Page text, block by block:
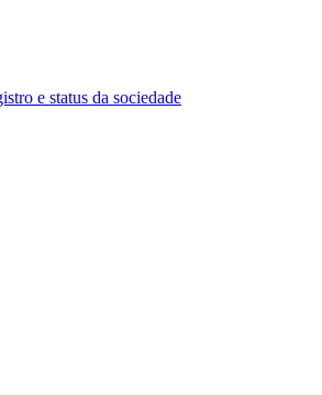
e status da sociedade